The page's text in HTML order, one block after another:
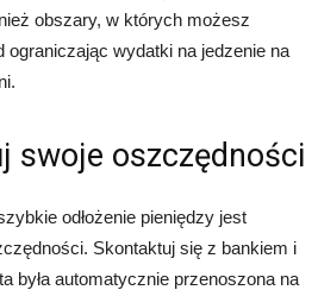
obszary, w których możesz
ograniczając wydatki na jedzenie na
swoje oszczędności
odłożenie pieniędzy jest
Skontaktuj się z bankiem i
była automatycznie przenoszona na